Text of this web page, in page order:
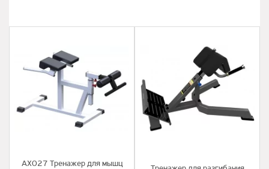
AX027 Тренажер для мышц